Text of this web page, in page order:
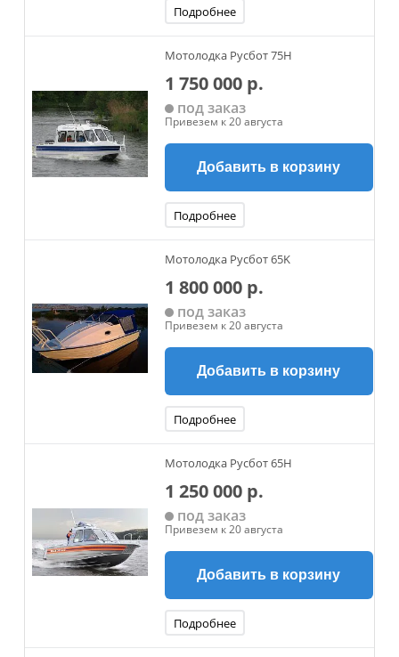
Подробнее
Мотолодка Русбот 75H
1 750 000 р.
под заказ
Привезем к 20 августа
Добавить в корзину
Подробнее
Мотолодка Русбот 65K
1 800 000 р.
под заказ
Привезем к 20 августа
Добавить в корзину
Подробнее
Мотолодка Русбот 65H
1 250 000 р.
под заказ
Привезем к 20 августа
Добавить в корзину
Подробнее